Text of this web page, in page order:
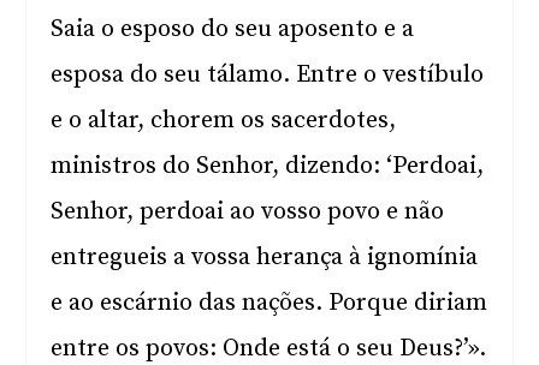
Saia o esposo do seu aposento e a
esposa do seu tálamo. Entre o vestíbulo
e o altar, chorem os sacerdotes,
ministros do Senhor, dizendo: ‘Perdoai,
Senhor, perdoai ao vosso povo e não
entregueis a vossa herança à ignomínia
e ao escárnio das nações. Porque diriam
entre os povos: Onde está o seu Deus?’».